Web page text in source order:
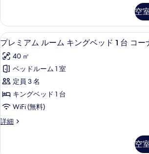
テ
ン
ビ
ュ
ー
の
す
べ
て
写
ン
テ
ン
ビ
ュ
ー
の
詳
細
ン
グ
ベ
ッ
ド
1
台
マ
ウ
ム
ル
ー
キ
ン
ベ
ッ
ド
台
空
プ
レ
ミ
ア
ム
ル
ー
ム
ン
プレミアム
7
プレミアム ルーム キングベッド 1 台 コー
40 ㎡
ベッドルーム 1 室
定員 3 名
キングベッド 1 台
WiFi (無料)
詳細
プ
空